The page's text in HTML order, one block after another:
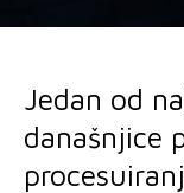
Jedan od
današnjice